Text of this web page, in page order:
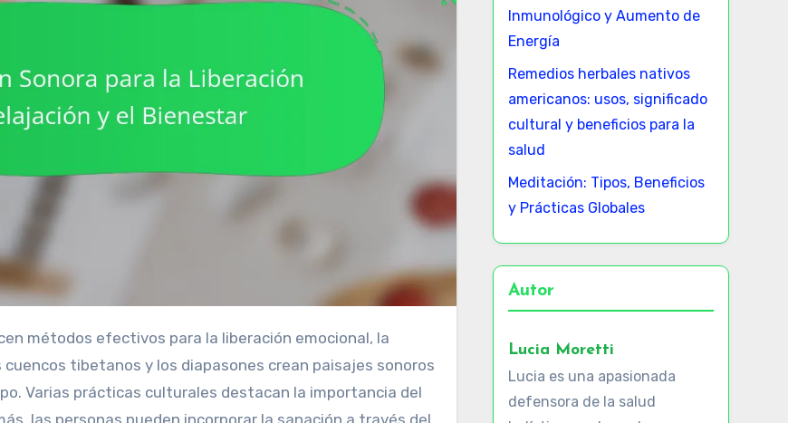
tibetanos y los diapasones crean paisajes sonoros
Varias prácticas culturales destacan la importancia del
Inmunológico y Aumento de
Energía
Remedios herbales nativos
americanos: usos, significado
cultural y beneficios para la
salud
Meditación: Tipos, Beneficios
y Prácticas Globales
Autor
Lucia Moretti
Lucia es una apasionada
defensora de la salud